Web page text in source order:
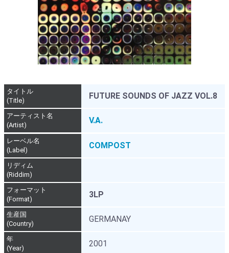
タイトル
(Title)
FUTURE SOUNDS OF JAZZ VOL.8
アーティスト名
(Artist)
V.A.
レーベル名
(Label)
COMPOST
リディム
(Riddim)
フォーマット
(Format)
3LP
生産国
(Country)
GERMANAY
年
(Year)
2001